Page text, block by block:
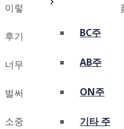
BC주
AB주
ON주
기타 주
이렇게 홈페이지 들어와서
후기라기 보다. 그냥 안부인
너무 오랫만이라 염치없어
벌써 원장님과 인연을 맺은
소중한 인연으로 소중한 추